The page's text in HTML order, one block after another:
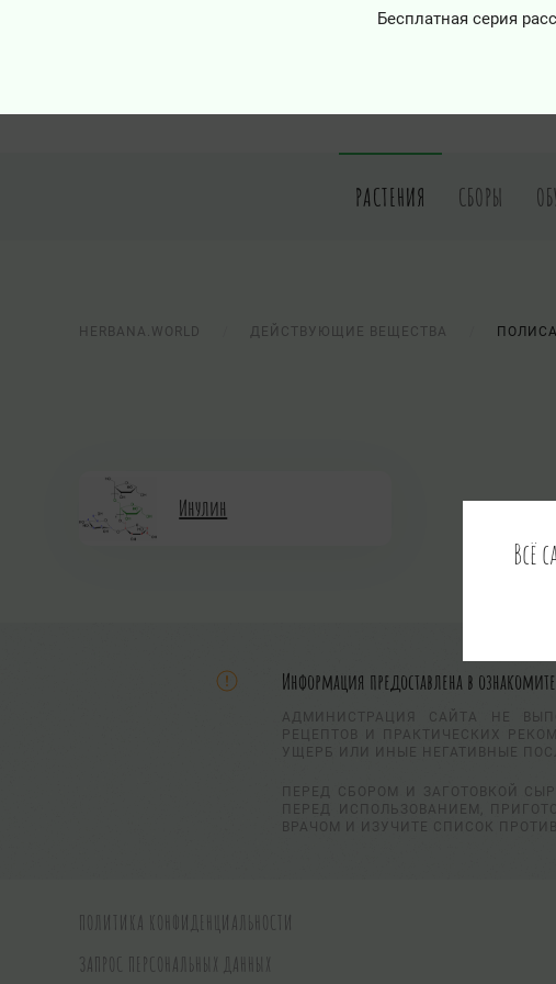
Бесплатная серия
РАСТЕНИЯ СБОРЫ
HERBANA.WORLD ДЕЙСТВУЮЩИЕ ВЕЩЕСТВА
Инулин
Информация предоставлена в
АДМИНИСТРАЦИЯ САЙТА НЕ
РЕЦЕПТОВ И ПРАКТИЧЕСКИХ
УЩЕРБ ИЛИ ИНЫЕ НЕГАТИВНЫЕ
ПЕРЕД СБОРОМ И ЗАГОТОВКОЙ
ПЕРЕД ИСПОЛЬЗОВАНИЕМ,
ВРАЧОМ И ИЗУЧИТЕ СПИСОК
ПОЛИТИКА КОНФИДЕНЦИАЛЬНОСТИ
ЗАПРОС ПЕРСОНАЛЬНЫХ ДАННЫХ
Всё